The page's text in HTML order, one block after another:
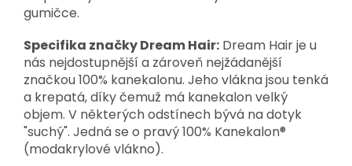
gumičce.
Specifika značky Dream Hair: Dream Hair je u
nás nejdostupnější a zároveň nejžádanější
značkou 100% kanekalonu. Jeho vlákna jsou tenká
a krepatá, díky čemuž má kanekalon velký
objem. V některých odstínech bývá na dotyk
"suchý". Jedná se o pravý 100% Kanekalon®
(modakrylové vlákno).